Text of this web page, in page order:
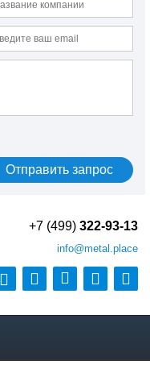
+7 (499) 322-93-13
info@metal.place